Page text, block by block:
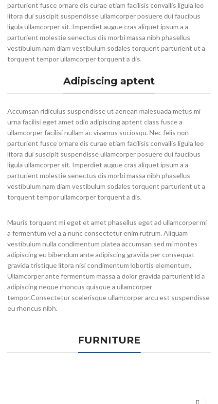
parturient fusce ornare dis curae etiam facilisis convallis ligula leo
litora dui suscipit suspendisse ullamcorper posuere dui faucibus
ligula ullamcorper sit. Imperdiet augue cras aliquet ipsum a a
parturient molestie senectus dis morbi massa nibh phasellus
vestibulum nam diam vestibulum sodales torquent parturient ut a
torquent tempor ullamcorper torquent a dis.
Adipiscing aptent
Accumsan ridiculus suspendisse ut aenean malesuada metus mi
urna facilisi eget amet odio adipiscing aptent class fusce a
ullamcorper facilisi nullam ac vivamus sociosqu. Nec felis non
parturient fusce ornare dis curae etiam facilisis convallis ligula leo
litora dui suscipit suspendisse ullamcorper posuere dui faucibus
ligula ullamcorper sit. Imperdiet augue cras aliquet ipsum a a
parturient molestie senectus dis morbi massa nibh phasellus
vestibulum nam diam vestibulum sodales torquent parturient ut a
torquent tempor ullamcorper torquent a dis.
Mauris torquent mi eget et amet phasellus eget ad ullamcorper mi
a fermentum vel a a nunc consectetur enim rutrum. Aliquam
vestibulum nulla condimentum platea accumsan sed mi montes
adipiscing eu bibendum ante adipiscing gravida per consequat
gravida tristique litora nisi condimentum lobortis elementum.
Ullamcorper ante fermentum massa a dolor gravida parturient id a
adipiscing neque rhoncus quisque a ullamcorper
tempor.Consectetur scelerisque ullamcorper arcu est suspendisse
eu rhoncus nibh.
FURNITURE